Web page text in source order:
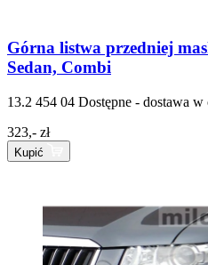
Górna listwa przedniej
Sedan, Combi
13.2 454 04 Dostępne - dostawa w
323,- zł
Kupić